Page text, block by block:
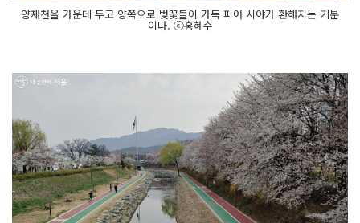
양재천을 가운데 두고 양쪽으로 벚꽃들이 가득 피어 시야가 환해지는 기분
이다. ⓒ홍혜수